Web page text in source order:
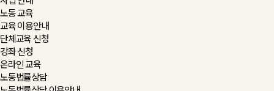
노동 교육
교육 이용안내
단체교육 신청
강좌 신청
온라인 교육
노동법률상담